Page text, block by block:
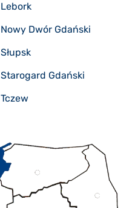
Lebork
Nowy Dwór Gdański
Słupsk
Starogard Gdański
Tczew